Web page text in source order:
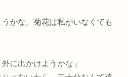
うかな。菊花は私がいなくても
に出かけようかな」